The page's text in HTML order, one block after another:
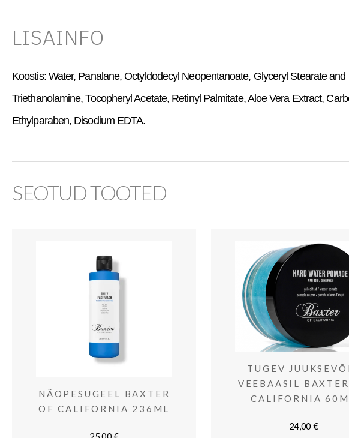
LISAINFO
Koostis: Water, Panalane, Octyldodecyl Neopentanoate, Glyceryl Stearate
Triethanolamine, Tocopheryl Acetate, Retinyl Palmitate, Aloe Vera Extract,
Ethylparaben, Disodium EDTA.
SEOTUD TOOTED
NÄOPESUGEEL BAXTER
OF CALIFORNIA 236ML
TUGEV
VEEBAASIL
CALIFORNIA
24,00 €